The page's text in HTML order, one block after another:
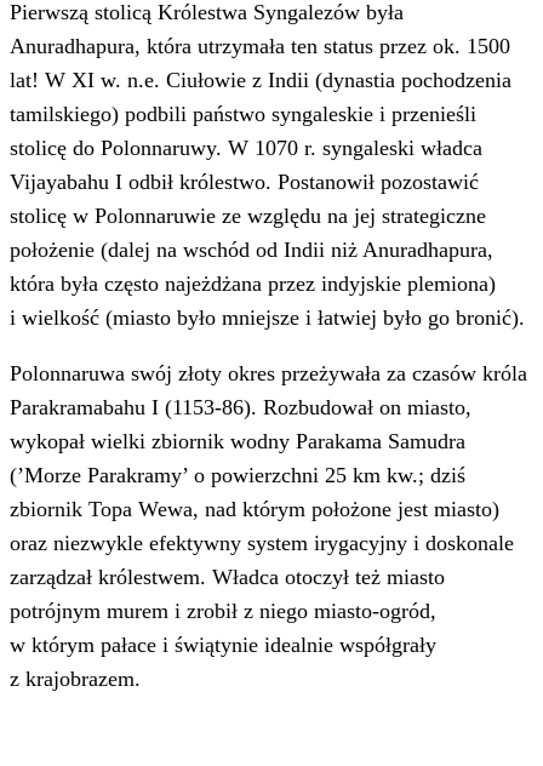
Pierwszą stolicą Królestwa Syngalezów była
Anuradhapura, która utrzymała ten status przez ok. 1500
lat! W XI w. n.e. Ciułowie z Indii (dynastia pochodzenia
tamilskiego) podbili państwo syngaleskie i przenieśli
stolicę do Polonnaruwy. W 1070 r. syngaleski władca
Vijayabahu I odbił królestwo. Postanowił pozostawić
stolicę w Polonnaruwie ze względu na jej strategiczne
położenie (dalej na wschód od Indii niż Anuradhapura,
która była często najeżdżana przez indyjskie plemiona)
i wielkość (miasto było mniejsze i łatwiej było go bronić).
Polonnaruwa swój złoty okres przeżywała za czasów króla
Parakramabahu I (1153-86). Rozbudował on miasto,
wykopał wielki zbiornik wodny Parakama Samudra
(’Morze Parakramy’ o powierzchni 25 km kw.; dziś
zbiornik Topa Wewa, nad którym położone jest miasto)
oraz niezwykle efektywny system irygacyjny i doskonale
zarządzał królestwem. Władca otoczył też miasto
potrójnym murem i zrobił z niego miasto-ogród,
w którym pałace i świątynie idealnie współgrały
z krajobrazem.